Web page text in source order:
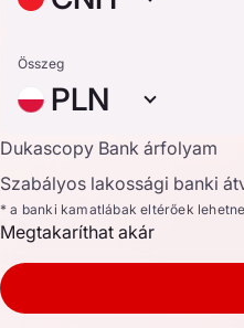
Összeg
PLN
Dukascopy Bank árfolyam
Szabályos lakossági banki
* a banki kamatlábak eltérőek
Megtakaríthat akár